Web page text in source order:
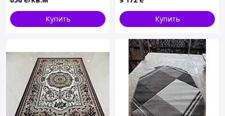
Купить
Купить